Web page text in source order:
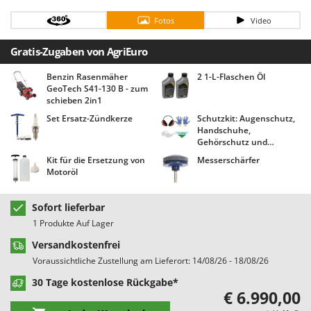
Bodenreinigungsmaschinen
Brutmaschinen Inkubatoren
Bürsten für den Außenbereich
D Dampfreiniger und Dampfbesen
E
Einachsschlepper
Elektrische Tauchpumpen
Erdbohrer
Erntenetze für Obst und Oliven
Feldspritzen für Pflanzenschutz
Fensterreiniger
Fleischwolf
Barbieri
Batavia
Benassi
Beper
Berkel
Bernardi
Bertolini Pumps
Besser Vacuum
Bestway
Beta tools
Bissell
Black & Decker
BlackStone
Blue Bird
Bomet
Fotos Video
Gratis-Zugaben von AgriEuro
Benzin Rasenmäher
GeoTech S41-130 B - zum
schieben 2in1
2 1-L-Flaschen Öl
Set Ersatz-Zündkerze
Schutzkit: Augenschutz,
Handschuhe,
Gehörschutz und
Halstuch AgriEuro!
Kit für die Ersetzung von
Motoröl
Messerschärfer
Sofort lieferbar
1 Produkte Auf Lager
Versandkostenfrei
Voraussichtliche Zustellung am Lieferort: 14/08/26 - 18/08/26
30 Tage kostenlose Rückgabe*
€ 6.990,00